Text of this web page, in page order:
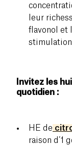
leur
flavonol et
stimulation
Invitez les
quotidien :
HE de
raison d’1